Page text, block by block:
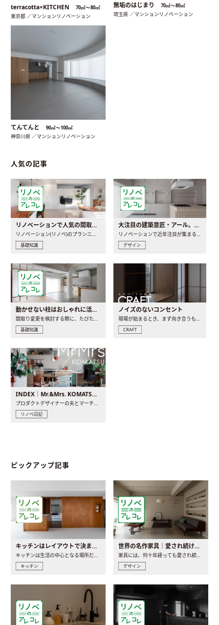
terracotta×KITCHEN 70㎡〜80㎡
東京都 ／マンションリノベーション
無垢のはじまり 70㎡〜80㎡
埼玉県 ／マンションリノベーション
てんてんと 90㎡〜100㎡
神奈川県 ／マンションリノベーション
人気の記事
リノベーションで人気の間取りとは？トレンドの間取りと実例を徹底解説
リノベーション(リノベ)のプランニングで一番最初に決めるのは..
基礎知識
大注目の建築意匠・アール。人気の理由と空間に取り入れるポイント
リノベーションで近年注目が集まる建築意匠の一つであるアール..
デザイン
動かせない柱はおしゃれに活用！柱を魅せるリノベーション(リノベ)4選
間取り変更を検討する際に、たびたび皆さんの頭を悩ませる動か..
基礎知識
ノイズのないコンセント
現場が始まるとき、まず向き合うものの一つがコンセントです..
CRAFT
INDEX｜Mr.&Mrs. KOMATSU renovation diary
プロダクトデザイナーの夫とマーチャンダイザーの妻が、夫婦で..
リノベ日記
ピックアップ記事
キッチンはレイアウトで決まる。後悔しないための考え方と選び方
キッチン
世界の名作家具｜愛され続ける理由と一生モノとの出会い方
デザイン